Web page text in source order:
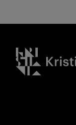
Kristiania logo